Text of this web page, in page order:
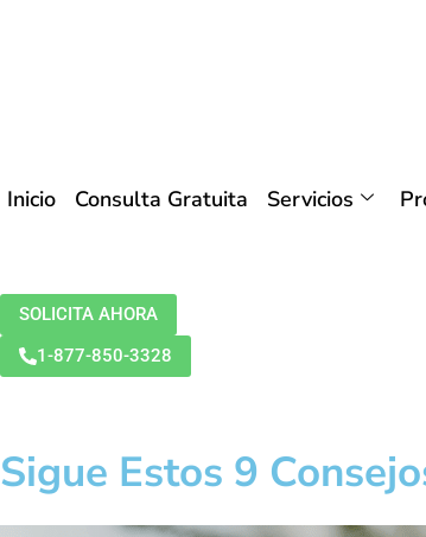
Inicio Consulta Gratuita Servicios
SOLICITA AHORA
1-877-850-3328
Sigue Estos 9